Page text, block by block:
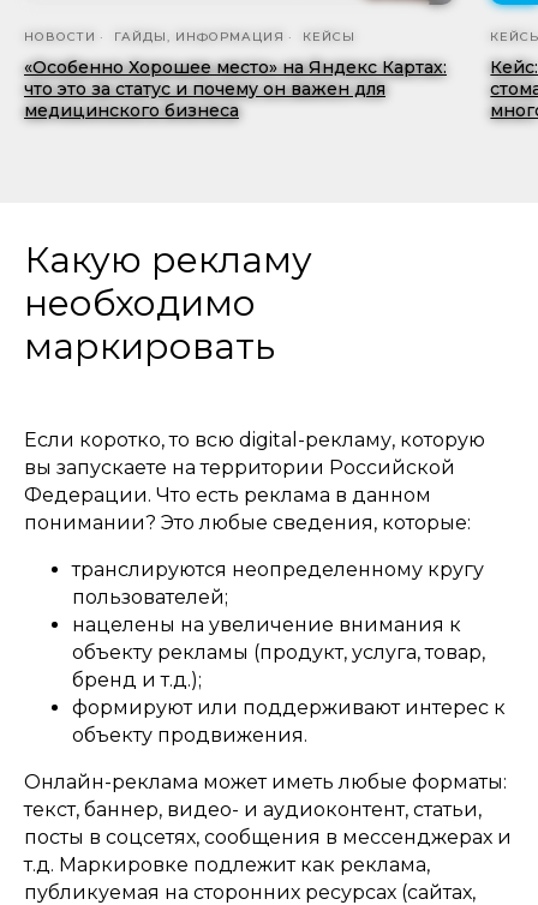
НОВОСТИ ГАЙДЫ, ИНФОРМАЦИЯ КЕЙСЫ
«Особенно Хорошее место» на Яндекс Картах:
что это за статус и почему он важен для
медицинского бизнеса
Какую рекламу
необходимо
маркировать
Если коротко, то всю digital-рекламу, которую
вы запускаете на территории Российской
Федерации. Что есть реклама в данном
понимании? Это любые сведения, которые:
транслируются неопределенному кругу
пользователей;
нацелены на увеличение внимания к
объекту рекламы (продукт, услуга, товар,
бренд и т.д.);
формируют или поддерживают интерес к
объекту продвижения.
Онлайн-реклама может иметь любые форматы:
текст, баннер, видео- и аудиоконтент, статьи,
посты в соцсетях, сообщения в мессенджерах и
т.д. Маркировке подлежит как реклама,
публикуемая на сторонних ресурсах (сайтах,